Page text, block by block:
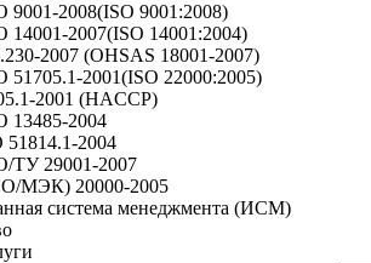
2008(ISO 9001:2008)
2007(ISO 14001:2004)
2007 (OHSAS 18001-2007)
2001(ISO 22000:2005)
2001 (HACCP)
2004
2004
29001-2007
МЭК) 20000-2005
система менеджмента (ИСМ)